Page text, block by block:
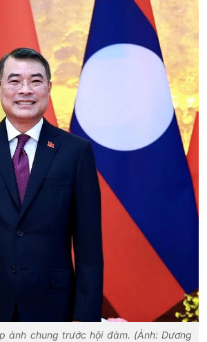
ảnh chung trước hội đàm. (Ảnh: Dương